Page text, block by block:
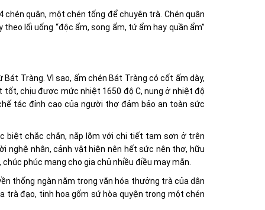
chén quân, một chén tống để chuyên trà. Chén quân
lối uống “độc ẩm, song ẩm, tứ ẩm hay quần ẩm”
Tràng. Vì sao, ấm chén Bát Tràng có cốt ấm dày,
chịu được mức nhiệt 1650 độ C, nung ở nhiệt độ
tác đỉnh cao của người thợ đảm bảo an toàn sức
biệt chắc chắn, nắp lõm với chi tiết tam sơn ở trên
nghệ nhân, cảnh vật hiện nên hết sức nên thơ, hữu
phúc mang cho gia chủ nhiều điều may mắn.
thống ngàn năm trong văn hóa thưởng trà của dân
trà đạo, tinh hoa gốm sứ hòa quyện trong một chén